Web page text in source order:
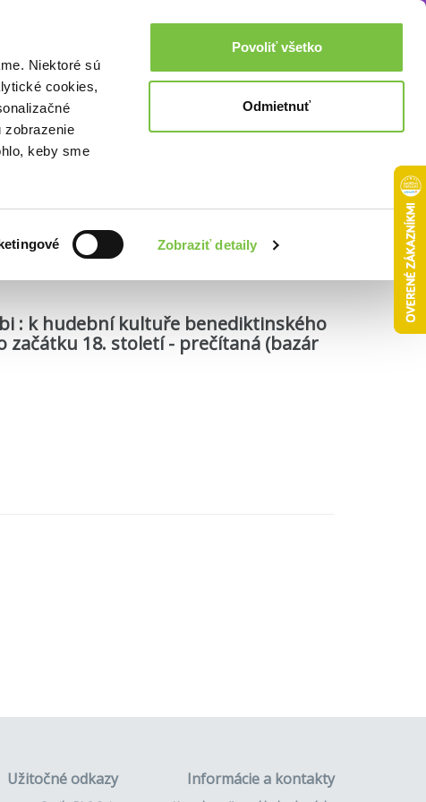
Niektoré sú
cookies,
zobrazenie
keby sme
Zobraziť detaily
Povoliť všetko
Odmietnuť
Prihlásenie 0,00€
Akcie a zľavy
Zoradiť podľa:
: k hudební kultuře benediktinského
začátku 18. století - prečítaná (bazár
Užitočné odkazy Informácie a kontakty